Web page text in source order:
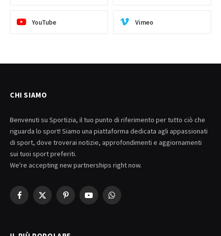
YouTube Vimeo
CHI SIAMO
Benvenuti su Sportizia, il tuo punto di riferimento per tutto ciò che
riguarda lo sport! Siamo una piattaforma dedicata agli appassionati
di sport, dove troverai notizie, approfondimenti e aggiornamenti
sui tuoi sport preferiti.
We're accepting new partnerships right now.
Facebook
X
PinterestYouTubeWhatsApp